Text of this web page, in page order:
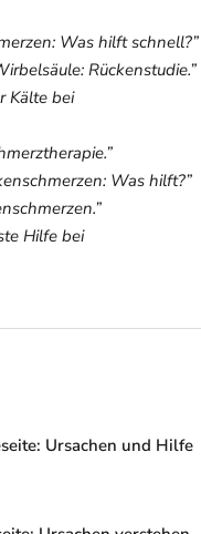
Was hilft schnell?”
Rückenstudie.”
Kälte bei
Was hilft?”
Hilfe bei
Ursachen und Hilfe